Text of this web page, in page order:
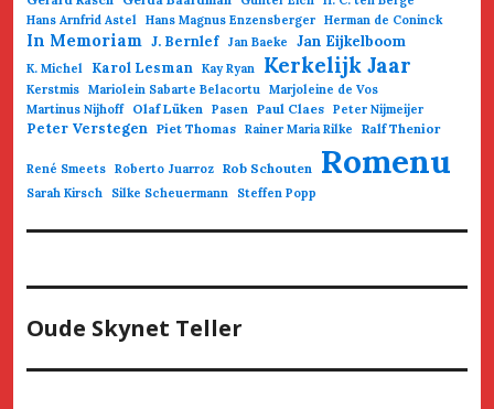
Hans Arnfrid Astel Hans Magnus Enzensberger Herman de Coninck
In Memoriam J. Bernlef Jan Baeke Jan Eijkelboom
K. Michel Karol Lesman Kay Ryan Kerkelijk Jaar
Kerstmis Mariolein Sabarte Belacortu Marjoleine de Vos
Martinus Nijhoff
Olaf Lüken Pasen Paul Claes Peter Nijmeijer
Peter Verstegen Piet Thomas Rainer Maria Rilke Ralf Thenior
René Smeets Roberto Juarroz Rob Schouten Romenu
Sarah Kirsch Silke Scheuermann Steffen Popp
Oude Skynet Teller